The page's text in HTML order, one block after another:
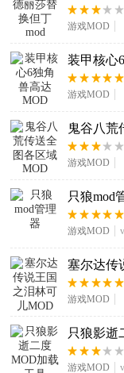
游戏MOD
装甲核心
游戏MOD
鬼谷八荒
游戏MOD
只狼mod
游戏MOD
塞尔达传
游戏MOD
只狼影逝
游戏MOD